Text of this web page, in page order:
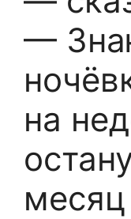
—
на
месяц